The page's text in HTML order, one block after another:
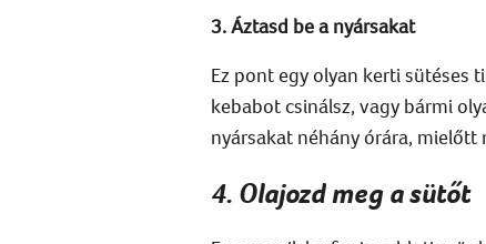
3. Áztasd be a nyársakat
Ez pont egy olyan kerti sütéses
kebabot csinálsz, vagy bármi
nyársakat néhány órára,
4. Olajozd meg a sütőt